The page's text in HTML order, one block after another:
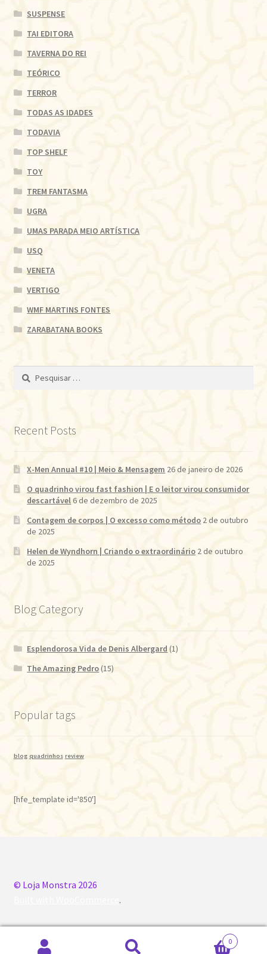
SUSPENSE
TAI EDITORA
TAVERNA DO REI
TEÓRICO
TERROR
TODAS AS IDADES
TODAVIA
TOP SHELF
TOY
TREM FANTASMA
UGRA
UMAS PARADA MEIO ARTÍSTICA
USQ
VENETA
VERTIGO
WMF MARTINS FONTES
ZARABATANA BOOKS
Pesquisar
Recent Posts
X-Men Annual #10 | Meio & Mensagem 26 de janeiro de 2026
O quadrinho virou fast fashion | E o leitor virou consumidor
descartável6 de dezembro de 2025
Contagem de corpos | O excesso como método 2 de outubro
de 2025
Helen de Wyndhorn | Criando o extraordinário 2 de outubro
de 2025
Blog Category
Esplendorosa Vida de Denis Albergard (1)
The Amazing Pedro(15)
Popular tags
blog quadrinhos review
[hfe_template id='850']
© Loja Monstra 2026
.
0